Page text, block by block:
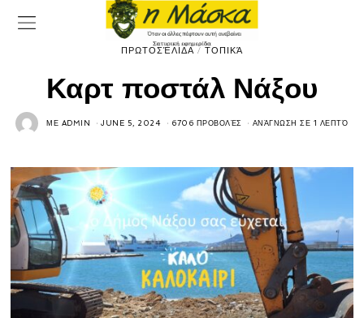
ΠΡΩΤΟΣΈΛΙΔΑ / ΤΟΠΙΚΆ
Καρτ ποστάλ Νάξου
ΜΕ ADMIN JUNE 5, 2024 6706 ΠΡΟΒΟΛΈΣ ΑΝΆΓΝΩΣΗ ΣΕ 1 ΛΕΠΤΌ